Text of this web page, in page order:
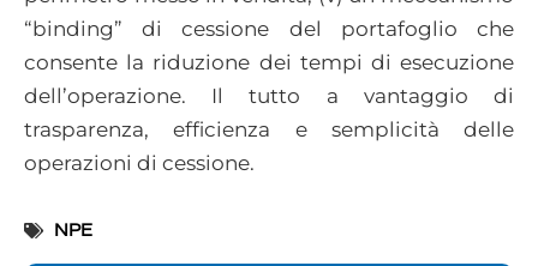
“binding” di cessione del portafoglio che
consente la riduzione dei tempi di esecuzione
dell’operazione. Il tutto a vantaggio di
trasparenza, efficienza e semplicità delle
operazioni di cessione.
NPE